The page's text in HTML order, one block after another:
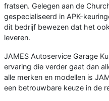
fratsen. Gelegen aan de
gespecialiseerd in APK-
dit bedrijf bewezen dat het
leveren.
JAMES Autoservice Garage
ervaring die verder gaat dan
alle merken en modellen is
een betrouwbare keuze in de